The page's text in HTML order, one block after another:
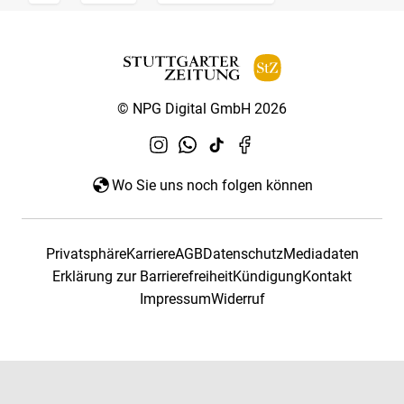
© NPG Digital GmbH 2026
Wo Sie uns noch folgen können
PrivatsphäreKarriereAGBDatenschutzMediadaten
Erklärung zur BarrierefreiheitKündigungKontakt
ImpressumWiderruf